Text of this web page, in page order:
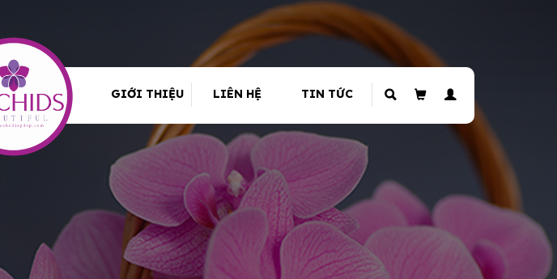
GIỚI THIỆU LIÊN HỆ TIN TỨC